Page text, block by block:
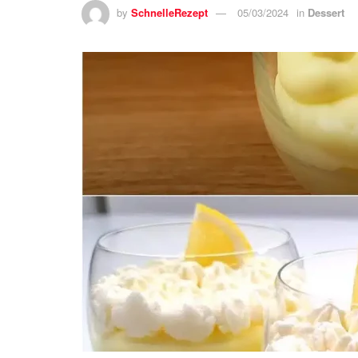
by SchnelleRezept 05/03/2024 in Dessert